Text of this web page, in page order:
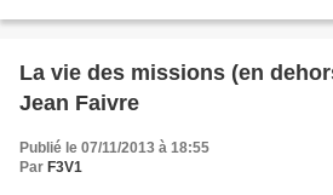
La vie des missions (en
Jean Faivre
Publié le 07/11/2013 à 18:55
Par F3V1